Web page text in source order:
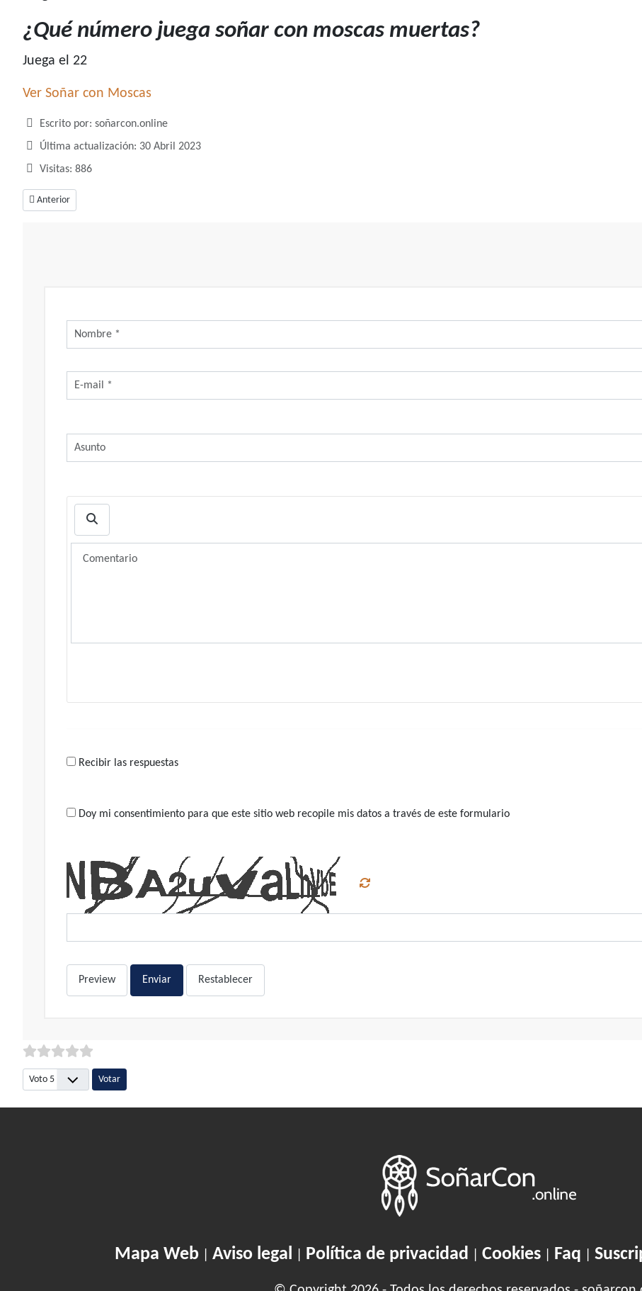
¿Qué número juega soñar con moscas muertas?
Juega el 22
Ver Soñar con Moscas
Detalles
Escrito por: soñarcon.online
Última actualización: 30 Abril 2023
Visitas: 886
Artículo anterior: ¿Qué número juega soñar con montañas?
Anterior
Recibir las respuestas
Doy mi consentimiento para que este sitio web recopile mis datos a través de este formulario
Preview Enviar Restablecer
Por favor, vote
Mapa Web| Aviso legal Política de privacidad Cookies| Faq